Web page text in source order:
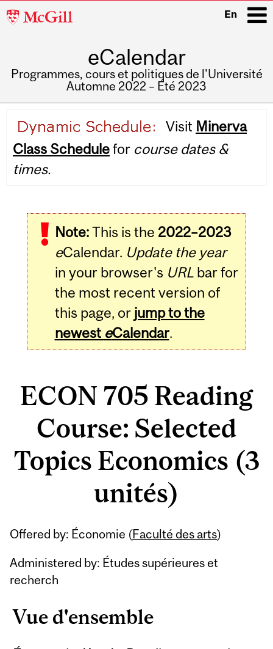
McGill
En
eCalendar
Programmes, cours et politiques de l'Université
Automne 2022 – Été 2023
navigation
Visit Minerva
Class Schedulefor course dates &
times.
Note:This is the 2022–2023
eCalendar. Update the year
in your browser's URLbar for
the most recent version of
this page, or jump to the
newest eCalendar.
ECON 705 Reading
Course: Selected
Topics Economics (3
unités)
Offered by: Économie (Faculté des arts)
Administered by: Études supérieures et
recherch
Vue d'ensemble
Related
Content